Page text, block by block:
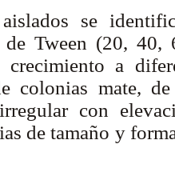
se
de Tween (20,
a
colonias mate,
con
de tamaño y